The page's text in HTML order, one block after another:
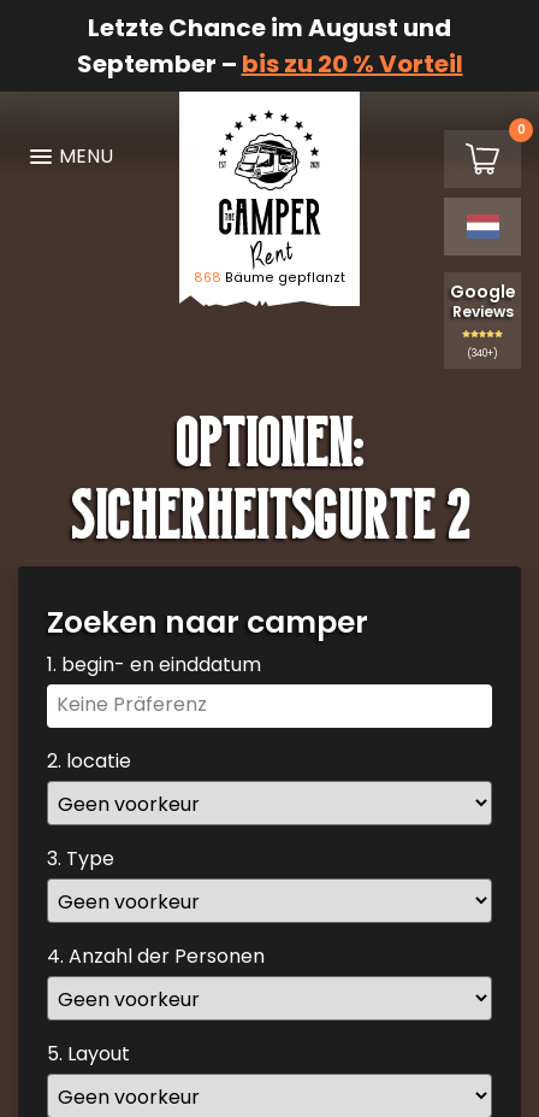
Letzte Chance im August und
September – bis zu 20 % Vorteil
MENU
Logo De Camper Huren
868 Bäume gepflanzt
€0,00 0
Google
Reviews
(340+)
Optionen:
Sicherheitsgurte 2
Zoeken naar camper
1. begin- en einddatum
Navigate
forward
to
interact
with
calendar
and
select
a
date.
Press
the
question
mark
2. locatie
3. Type
4. Anzahl der Personen
5. Layout